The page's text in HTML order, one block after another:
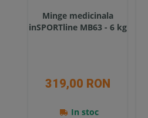
Minge medicinala
inSPORTline MB63 - 6 kg
319,00 RON
In stoc